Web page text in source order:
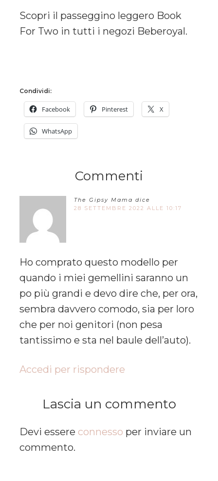
Scopri il passeggino leggero Book
For Two in tutti i negozi Beberoyal.
Condividi:
Facebook Pinterest X
WhatsApp
Commenti
The Gipsy Mama dice
28 SETTEMBRE 2022 ALLE 10:17
Ho comprato questo modello per
quando i miei gemellini saranno un
po più grandi e devo dire che, per ora,
sembra davvero comodo, sia per loro
che per noi genitori (non pesa
tantissimo e sta nel baule dell’auto).
Accedi per rispondere
Lascia un commento
Devi essere connesso per inviare un
commento.